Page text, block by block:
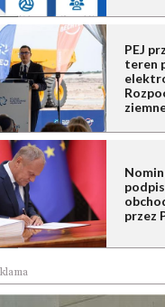
PEJ
teren
przez